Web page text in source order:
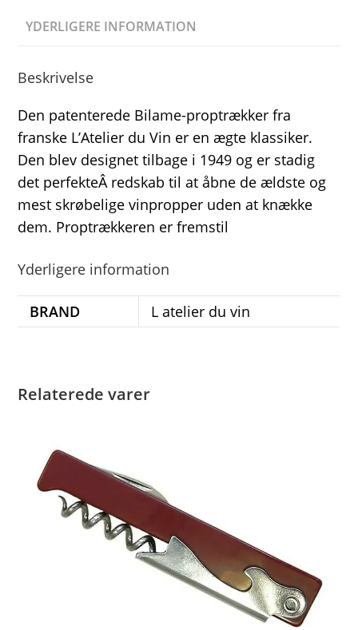
YDERLIGERE INFORMATION
Beskrivelse
Den patenterede Bilame-proptrækker fra
franske L’Atelier du Vin er en ægte klassiker.
Den blev designet tilbage i 1949 og er stadig
det perfekteÂ redskab til at åbne de ældste og
mest skrøbelige vinpropper uden at knække
dem. Proptrækkeren er fremstil
Yderligere information
BRAND L atelier du vin
Relaterede varer